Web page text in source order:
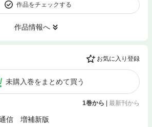
作品をチェックする
作品情報へ
お気に入り登録
未購入巻をまとめて買う
1巻から | 最新刊から
信 増補新版